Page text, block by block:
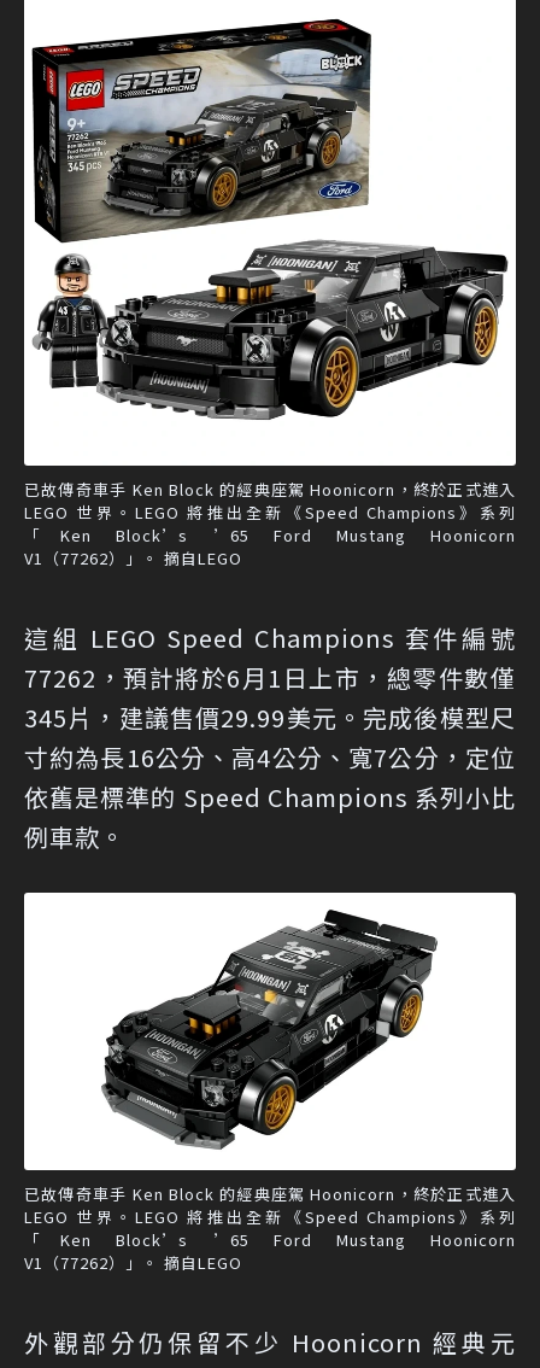
已故傳奇車手 Ken Block 的經典座駕 Hoonicorn，終於正式進入
LEGO 世界。LEGO 將推出全新《Speed Champions》系列
「Ken Block’s ’65 Ford Mustang Hoonicorn
V1（77262）」。 摘自LEGO
這組 LEGO Speed Champions 套件編號
77262，預計將於6月1日上市，總零件數僅
345片，建議售價29.99美元。完成後模型尺
寸約為長16公分、高4公分、寬7公分，定位
依舊是標準的 Speed Champions 系列小比
例車款。
已故傳奇車手 Ken Block 的經典座駕 Hoonicorn，終於正式進入
LEGO 世界。LEGO 將推出全新《Speed Champions》系列
「Ken Block’s ’65 Ford Mustang Hoonicorn
V1（77262）」。 摘自LEGO
外觀部分仍保留不少 Hoonicorn 經典元